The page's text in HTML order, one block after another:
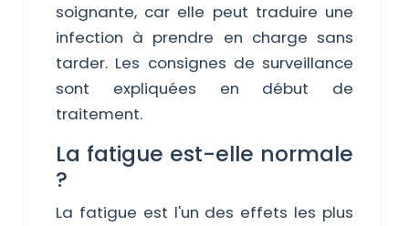
soignante, car elle peut traduire une
infection à prendre en charge sans
tarder. Les consignes de surveillance
sont expliquées en début de
traitement.
La fatigue est-elle normale
?
La fatigue est l'un des effets les plus